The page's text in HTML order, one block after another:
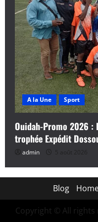
A la Une Sport
Ouidah-Promo 2026 :
trophée Expédit
admin 5 août 2026
Blog
Copyright © All rights